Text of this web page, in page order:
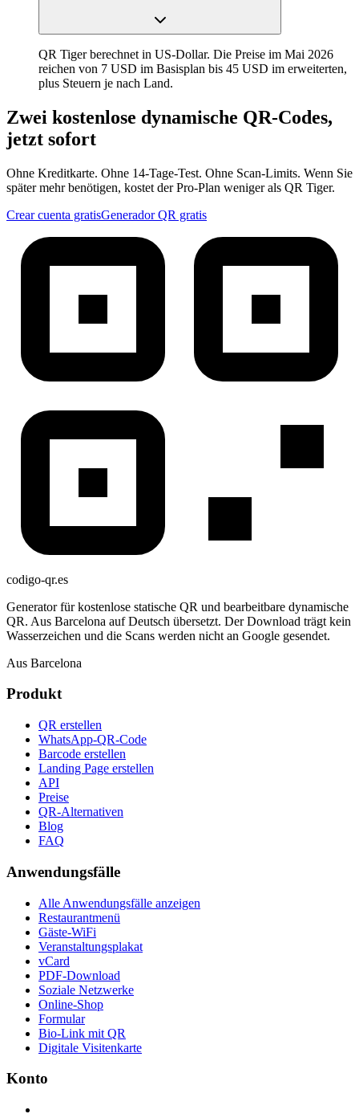
QR Tiger berechnet in US-Dollar. Die Preise im Mai 2026
reichen von 7 USD im Basisplan bis 45 USD im erweiterten,
plus Steuern je nach Land.
Zwei kostenlose dynamische QR-Codes,
jetzt sofort
Ohne Kreditkarte. Ohne 14-Tage-Test. Ohne Scan-Limits. Wenn Sie
später mehr benötigen, kostet der Pro-Plan weniger als QR Tiger.
Crear cuenta gratisGenerador QR gratis
codigo-qr.es
Generator für kostenlose statische QR und bearbeitbare dynamische
QR. Aus Barcelona auf Deutsch übersetzt. Der Download trägt kein
Wasserzeichen und die Scans werden nicht an Google gesendet.
Aus Barcelona
Produkt
QR erstellen
WhatsApp-QR-Code
Barcode erstellen
Landing Page erstellen
API
Preise
QR-Alternativen
Blog
FAQ
Anwendungsfälle
Alle Anwendungsfälle anzeigen
Restaurantmenü
Gäste-WiFi
Veranstaltungsplakat
vCard
PDF-Download
Soziale Netzwerke
Online-Shop
Formular
Bio-Link mit QR
Digitale Visitenkarte
Konto